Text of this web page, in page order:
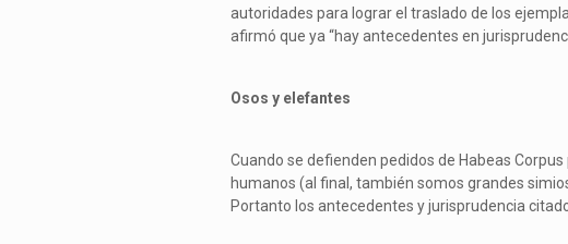
autoridades para lograr el traslado de los
afirmó que ya “hay antecedentes en
Osos y elefantes
Cuando se defienden pedidos de Habeas
humanos (al final, también somos grandes
Portanto los antecedentes y jurisprudencia